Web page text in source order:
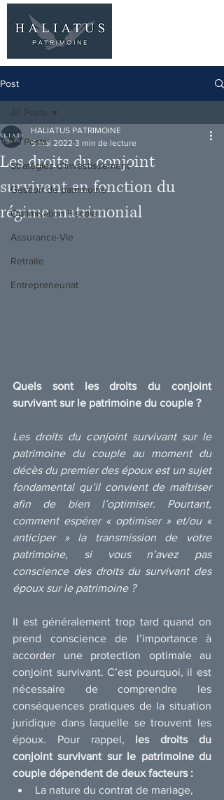
Post
All Posts
Stratégies d'investissement
Gestion de patrimoine
Optimisation Fiscale
Assurance-Vie
Retraite
Entrepreneuriat
All Posts
Les droits du conjoint
survivant en fonction du
régime matrimonial
HALIATUS PATRIMOINE
5 mai 2022 3 min de lecture
Quels sont les droits du conjoint
survivant sur le patrimoine du couple ?
Les droits du conjoint survivant sur le
patrimoine du couple au moment du
décès du premier des époux est un sujet
fondamental qu’il convient de maîtriser
afin de bien l’optimiser. Pourtant,
comment espérer « optimiser » et/ou «
anticiper » la transmission de votre
patrimoine, si vous n’avez pas
conscience des droits du survivant des
époux sur le patrimoine ?
Il est généralement trop tard quand on
prend conscience de l’importance à
accorder une protection optimale au
conjoint survivant. C’est pourquoi, il est
nécessaire de comprendre les
conséquences pratiques de la situation
juridique dans laquelle se trouvent les
époux. Pour rappel, les droits du
conjoint survivant sur le patrimoine du
couple dépendent de deux facteurs :
La nature du contrat de mariage,